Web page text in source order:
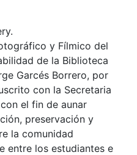
y Fílmico del
de la Biblioteca
Garcés Borrero, por
con la Secretaria
el fin de aunar
preservación y
la comunidad
entre los estudiantes e